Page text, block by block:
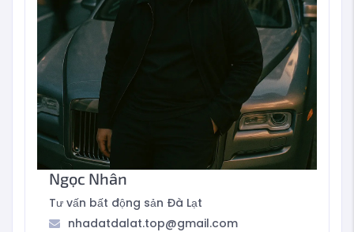
Ngọc Nhân
Tư vấn bất động sản Đà Lạt
nhadatdalat.top@gmail.com